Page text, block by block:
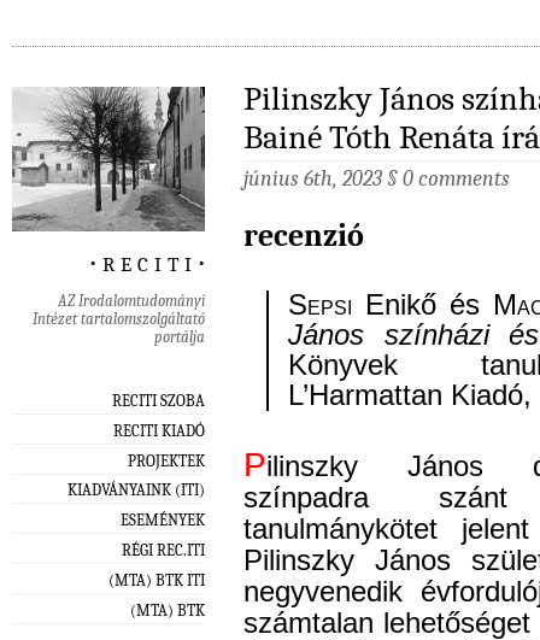
‧ r e c i t i ‧
AZ Irodalomtudományi
Intézet tartalomszolgáltató
portálja
RECITI SZOBA
RECITI KIADÓ
PROJEKTEK
KIADVÁNYAINK (ITI)
ESEMÉNYEK
RÉGI REC.ITI
(MTA) BTK ITI
(MTA) BTK
Pilinszky János
Bainé Tóth Renáta
június 6th, 2023 § 0 comments
recenzió
Sepsi Enikő és M
János színházi
Könyvek
L’Harmattan
Pilinszky János
színpadra szánt
tanulmánykötet
Pilinszky János
negyvenedik
számtalan